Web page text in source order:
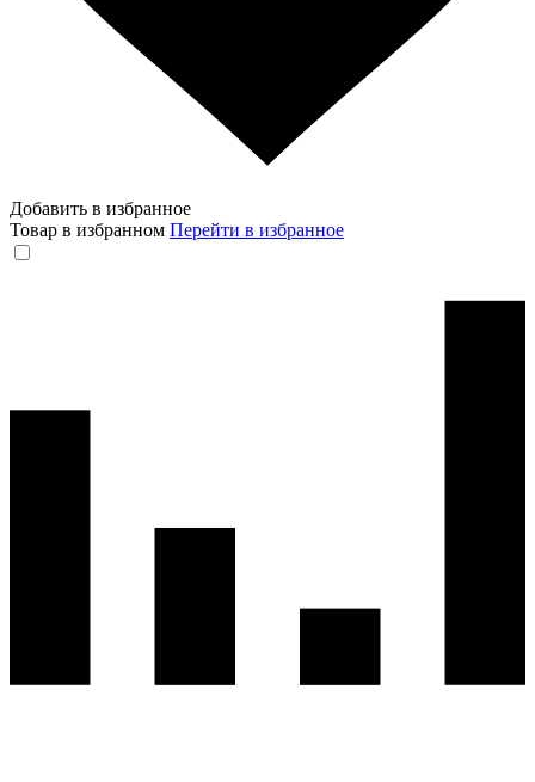
Добавить в избранное
Товар в избранном Перейти в избранное